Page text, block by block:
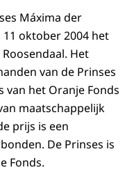
Máxima der
oktober 2004 het
Het
van de Prinses
van het Oranje Fonds
maatschappelijk
prijs is een
De Prinses is
Fonds.